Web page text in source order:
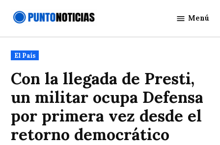
Noticias
Menú
Publicado
en
El País
Con la llegada de Presti,
un militar ocupa Defensa
por primera vez desde el
retorno democrático